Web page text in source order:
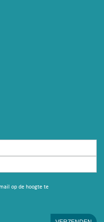
op de hoogte te